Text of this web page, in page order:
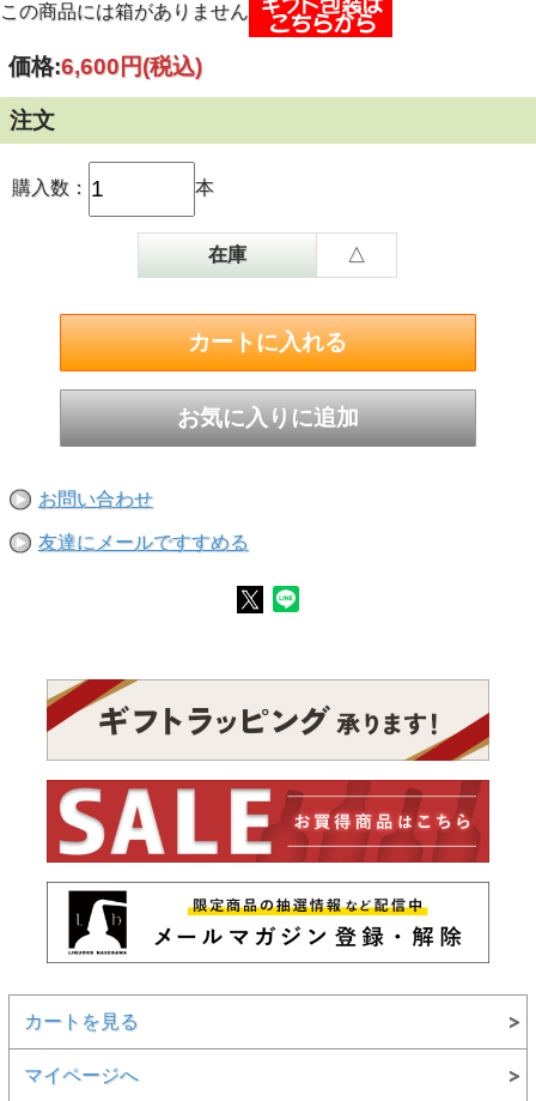
この商品には箱がありません
価格:6,600円(税込)
注文
購入数： 本
在庫 △
お問い合わせ
友達にメールですすめる
カートを見る
マイページへ